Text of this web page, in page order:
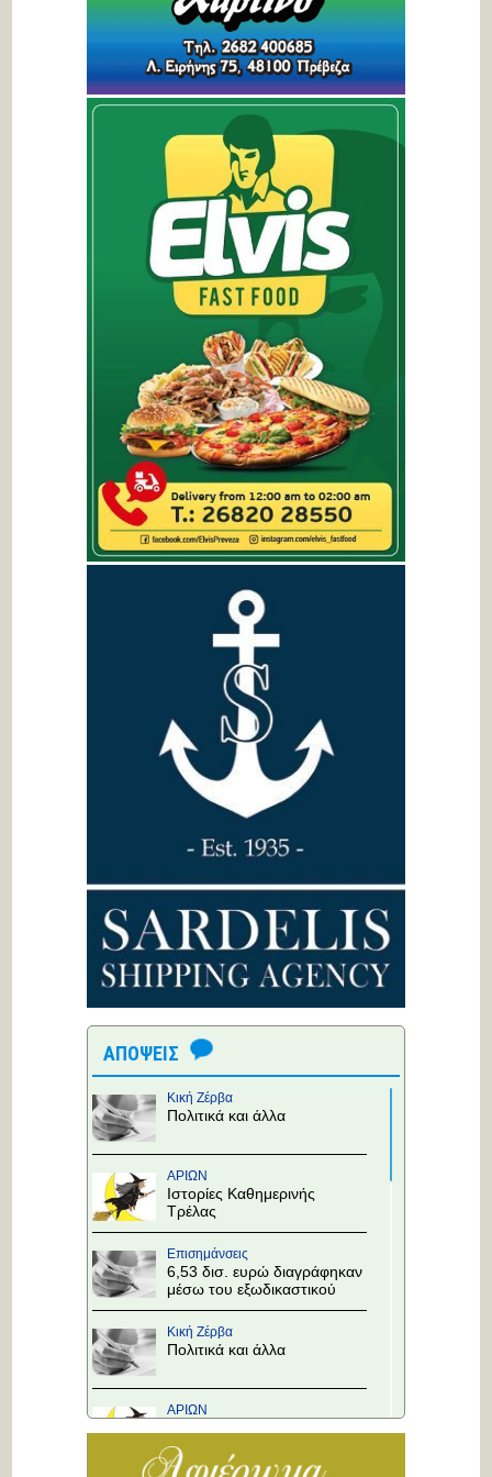
ΑΠΟΨΕΙΣ
Κική Ζέρβα
Πολιτικά και άλλα
ΑΡΙΩΝ
Ιστορίες Καθημερινής
Τρέλας
Επισημάνσεις
6,53 δισ. ευρώ διαγράφηκαν
μέσω του εξωδικαστικού
Κική Ζέρβα
Πολιτικά και άλλα
ΑΡΙΩΝ
Τρέλας